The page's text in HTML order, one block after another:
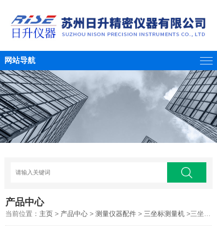
网站导航
产品中心
当前位置： 主页 > 产品中心 >测量仪器配件 >三坐标测量机 >三坐标 测量机